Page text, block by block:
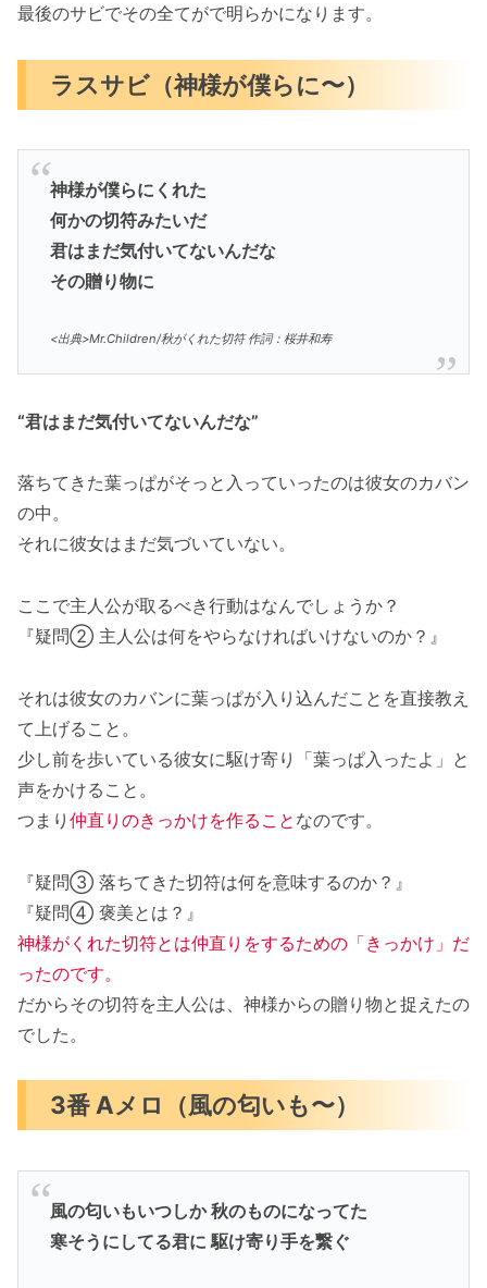
最後のサビでその全てがで明らかになります。
ラスサビ（神様が僕らに〜）
神様が僕らにくれた
何かの切符みたいだ
君はまだ気付いてないんだな
その贈り物に
<出典>Mr.Children/秋がくれた切符 作詞：桜井和寿
“君はまだ気付いてないんだな”
落ちてきた葉っぱがそっと入っていったのは彼女のカバン
の中。
それに彼女はまだ気づいていない。
ここで主人公が取るべき行動はなんでしょうか？
『疑問② 主人公は何をやらなければいけないのか？』
それは彼女のカバンに葉っぱが入り込んだことを直接教え
て上げること。
少し前を歩いている彼女に駆け寄り「葉っぱ入ったよ」と
声をかけること。
つまり 仲直りのきっかけを作ること なのです。
『疑問③ 落ちてきた切符は何を意味するのか？』
『疑問④ 褒美とは？』
神様がくれた切符とは仲直りをするための「きっかけ」だ
ったのです。
だからその切符を主人公は、神様からの贈り物と捉えたの
でした。
3番 Aメロ（風の匂いも〜）
風の匂いもいつしか 秋のものになってた
寒そうにしてる君に 駆け寄り手を繋ぐ